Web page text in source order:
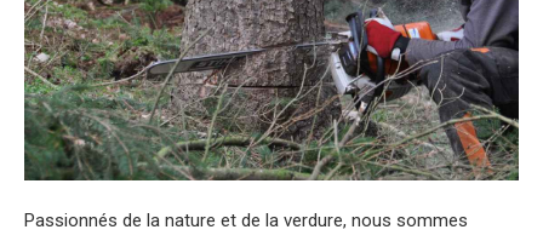
Passionnés de la nature et de la verdure, nous sommes